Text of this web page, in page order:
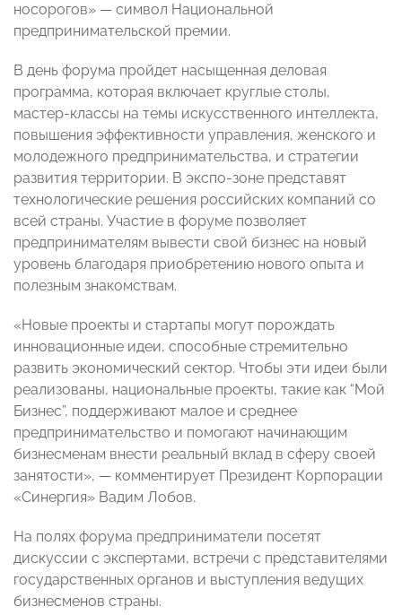
носорогов» — символ Национальной
предпринимательской премии.
В день форума пройдет насыщенная деловая
программа, которая включает круглые столы,
мастер-классы на темы искусственного интеллекта,
повышения эффективности управления, женского и
молодежного предпринимательства, и стратегии
развития территории. В экспо-зоне представят
технологические решения российских компаний со
всей страны. Участие в форуме позволяет
предпринимателям вывести свой бизнес на новый
уровень благодаря приобретению нового опыта и
полезным знакомствам.
«Новые проекты и стартапы могут порождать
инновационные идеи, способные стремительно
развить экономический сектор. Чтобы эти идеи были
реализованы, национальные проекты, такие как “Мой
Бизнес”, поддерживают малое и среднее
предпринимательство и помогают начинающим
бизнесменам внести реальный вклад в сферу своей
занятости», — комментирует Президент Корпорации
«Синергия» Вадим Лобов.
На полях форума предприниматели посетят
дискуссии с экспертами, встречи с представителями
государственных органов и выступления ведущих
бизнесменов страны.